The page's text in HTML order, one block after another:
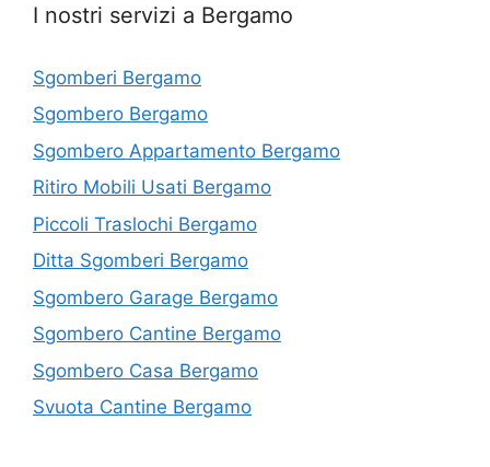
I nostri servizi a Bergamo
Sgomberi Bergamo
Sgombero Bergamo
Sgombero Appartamento Bergamo
Ritiro Mobili Usati Bergamo
Piccoli Traslochi Bergamo
Ditta Sgomberi Bergamo
Sgombero Garage Bergamo
Sgombero Cantine Bergamo
Sgombero Casa Bergamo
Svuota Cantine Bergamo